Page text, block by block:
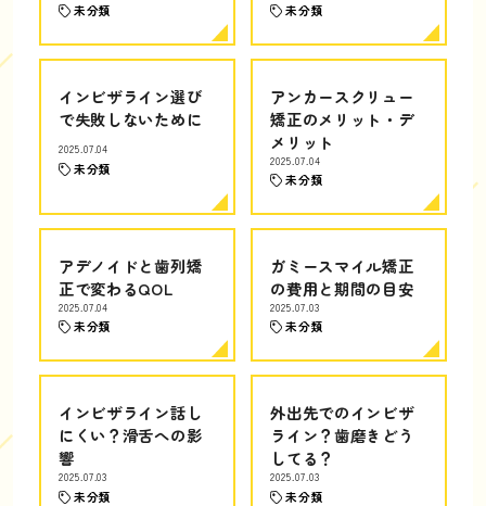
未分類 未分類
インビザライン選び
で失敗しないために
2025.07.04
未分類
アンカースクリュー
矯正のメリット・デ
メリット
2025.07.04
未分類
アデノイドと歯列矯
正で変わるQOL
2025.07.04
未分類
ガミースマイル矯正
の費用と期間の目安
2025.07.03
未分類
インビザライン話し
にくい？滑舌への影
響
2025.07.03
未分類
外出先でのインビザ
ライン？歯磨きどう
してる？
2025.07.03
未分類